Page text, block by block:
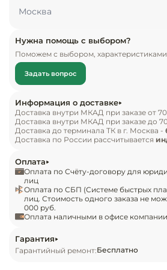
одной распашной стеклянной
стали. Оснащен механическим
терморегулятором и
разморозку. Встроенный
обеспечивает надежное
Характеристики включают в
класс SN-N, что позволяет
где окружающая температура
до +32°C.
Комплектация
Шкаф барный холодильный
Особенности
объем – 98 литров;
3 металлические полки;
Москва
Нужна помощь с выбором?
Поможем с выбором,
Задать вопрос
Информация о доставке
Доставка внутри МКАД при заказе от
Доставка внутри МКАД при заказе до
Доставка до терминала ТК в г. Москва -
Доставка по России рассчитывается
Оплата
Оплата по Счёту-договору для
лиц
Оплата по СБП (Системе быстрых
лиц. Стоимость одного заказа не
000 руб.
Оплата наличными в офисе
Гарантия
Гарантийный ремонт:Бесплатно